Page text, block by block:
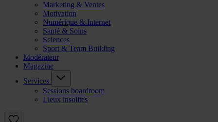
Marketing & Ventes
Motivation
Numérique & Internet
Santé & Soins
Sciences
Sport & Team Building
Modérateur
Magazine
Services
Sessions boardroom
Lieux insolites